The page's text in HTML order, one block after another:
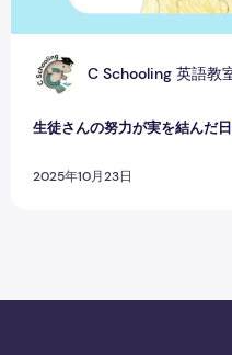
C
生徒さんの努力が実を結んだ日
2025年10月23日